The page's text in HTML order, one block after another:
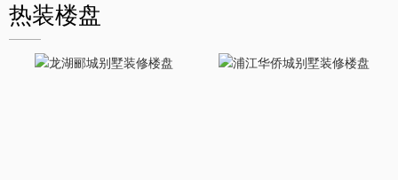
热装楼盘